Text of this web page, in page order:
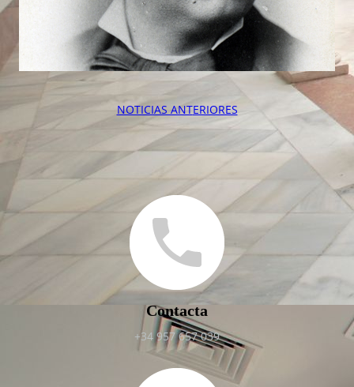
NOTICIAS ANTERIORES
Contacta
+34 957 657 039